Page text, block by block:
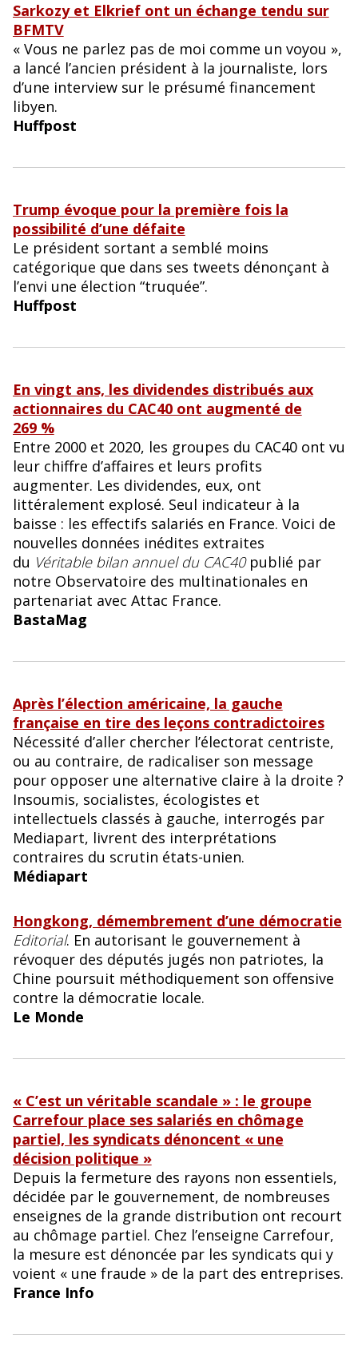
Sarkozy et Elkrief ont un échange tendu sur
BFMTV
« Vous ne parlez pas de moi comme un voyou »,
a lancé l’ancien président à la journaliste, lors
d’une interview sur le présumé financement
libyen.
Huffpost
Trump évoque pour la première fois la
possibilité d’une défaite
Le président sortant a semblé moins
catégorique que dans ses tweets dénonçant à
l’envi une élection “truquée”.
Huffpost
En vingt ans, les dividendes distribués aux
actionnaires du CAC40 ont augmenté de
269 %
Entre 2000 et 2020, les groupes du CAC40 ont vu
leur chiffre d’affaires et leurs profits
augmenter. Les dividendes, eux, ont
littéralement explosé. Seul indicateur à la
baisse : les effectifs salariés en France. Voici de
nouvelles données inédites extraites
du Véritable bilan annuel du CAC40publié par
notre Observatoire des multinationales en
partenariat avec Attac France.
BastaMag
Après l’élection américaine, la gauche
française en tire des leçons contradictoires
Nécessité d’aller chercher l’électorat centriste,
ou au contraire, de radicaliser son message
pour opposer une alternative claire à la droite ?
Insoumis, socialistes, écologistes et
intellectuels classés à gauche, interrogés par
Mediapart, livrent des interprétations
contraires du scrutin états-unien.
Médiapart
Hongkong, démembrement d’une démocratie
Editorial. En autorisant le gouvernement à
révoquer des députés jugés non patriotes, la
Chine poursuit méthodiquement son offensive
contre la démocratie locale.
Le Monde
« C’est un véritable scandale » : le groupe
Carrefour place ses salariés en chômage
partiel, les syndicats dénoncent « une
décision politique »
Depuis la fermeture des rayons non essentiels,
décidée par le gouvernement, de nombreuses
enseignes de la grande distribution ont recourt
au chômage partiel. Chez l’enseigne Carrefour,
la mesure est dénoncée par les syndicats qui y
voient « une fraude » de la part des entreprises.
France Info